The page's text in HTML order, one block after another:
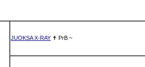
JUOKSA X-RAY ✝ PrB ~